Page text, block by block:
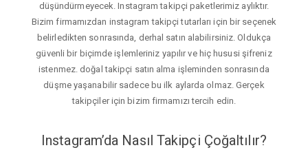
düşündürmeyecek. Instagram takipçi paketlerimiz aylıktır.
Bizim firmamızdan instagram takipçi tutarları için bir seçenek
belirledikten sonrasında, derhal satın alabilirsiniz. Oldukça
güvenli bir biçimde işlemleriniz yapılır ve hiç hususi şifreniz
istenmez. doğal takipçi satın alma işleminden sonrasında
düşme yaşanabilir sadece bu ilk aylarda olmaz. Gerçek
takipçiler için bizim firmamızı tercih edin.
Instagram’da Nasıl Takipçi Çoğaltılır?